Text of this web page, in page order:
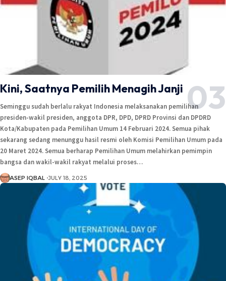
Kini, Saatnya Pemilih Menagih Janji
Seminggu sudah berlalu rakyat Indonesia melaksanakan pemilihan
presiden-wakil presiden, anggota DPR, DPD, DPRD Provinsi dan DPDRD
Kota/Kabupaten pada Pemilihan Umum 14 Februari 2024. Semua pihak
sekarang sedang menunggu hasil resmi oleh Komisi Pemilihan Umum pada
20 Maret 2024. Semua berharap Pemilihan Umum melahirkan pemimpin
bangsa dan wakil-wakil rakyat melalui proses…
ASEP IQBAL JULY 18, 2025